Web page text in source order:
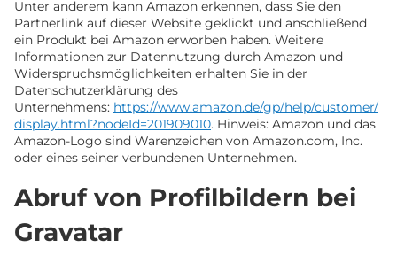
Unter anderem kann Amazon erkennen, dass Sie den
Partnerlink auf dieser Website geklickt und anschließend
ein Produkt bei Amazon erworben haben. Weitere
Informationen zur Datennutzung durch Amazon und
Widerspruchsmöglichkeiten erhalten Sie in der
Datenschutzerklärung des
Unternehmens: https://www.amazon.de/gp/help/customer/
display.html?nodeId=201909010. Hinweis: Amazon und das
Amazon-Logo sind Warenzeichen von Amazon.com, Inc.
oder eines seiner verbundenen Unternehmen.
Abruf von Profilbildern bei
Gravatar